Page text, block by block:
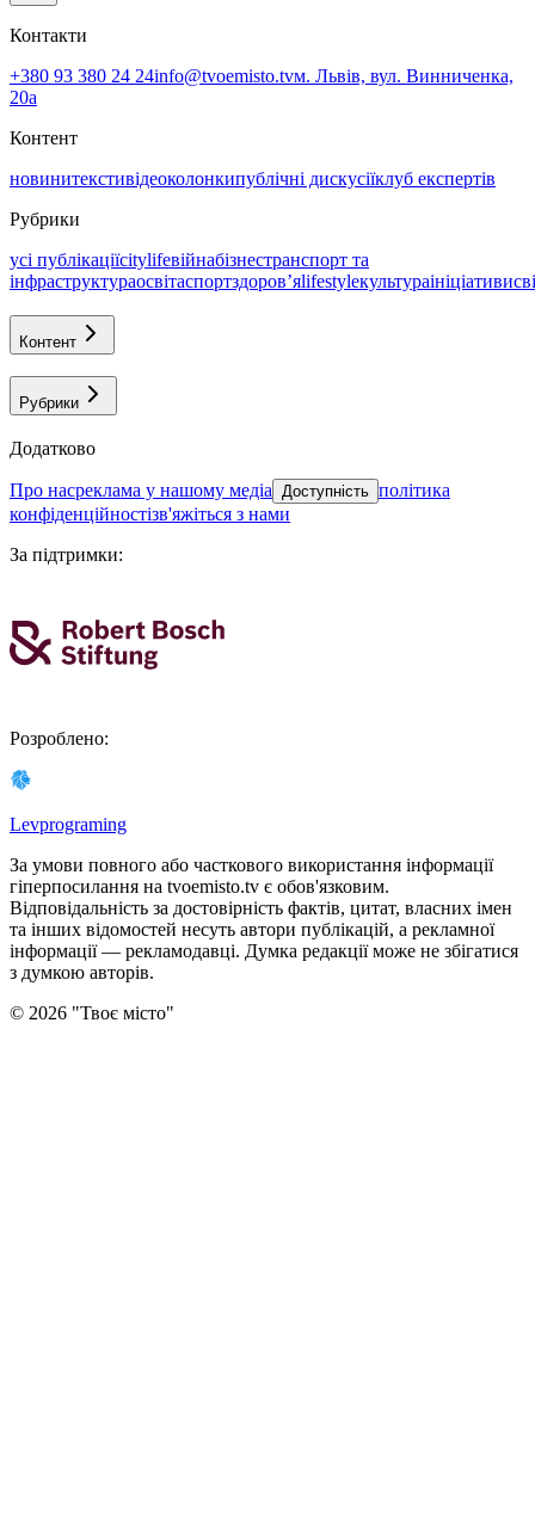
Контакти
+380 93 380 24 24info@tvoemisto.tvм. Львів, вул. Винниченка,
20а
Контент
новинитекстивідеоколонкипублічні дискусіїклуб експертів
Рубрики
усі публікаціїcitylifeвійнабізнестранспорт та
інфраструктураосвітаспортздоровʼяlifestyleкультураініціативи
Контент
Рубрики
Додатково
про насреклама у нашому медіа Доступність політика
конфіденційностізв'яжіться з нами
За підтримки:
Розроблено:
Levprograming
За умови повного або часткового використання iнформацiї
гіперпосилання на tvoemisto.tv є обов'язковим.
Відповідальність за достовірність фактів, цитат, власних імен
та інших відомостей несуть автори публікацій, а рекламної
інформації — рекламодавці. Думка редакцiї може не збiгатися
з думкою авторiв.
© 2026 "Твоє місто"